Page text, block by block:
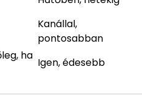
Kanállal,
pontosabban
ha
Igen, édesebb